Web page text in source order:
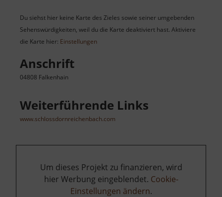
Du siehst hier keine Karte des Zieles sowie seiner umgebenden
Sehenswürdigkeiten, weil du die Karte deaktiviert hast. Aktiviere
die Karte hier: Einstellungen
Anschrift
04808 Falkenhain
Weiterführende Links
www.schlossdornreichenbach.com
Um dieses Projekt zu finanzieren, wird
hier Werbung eingeblendet. Cookie-
Einstellungen ändern.